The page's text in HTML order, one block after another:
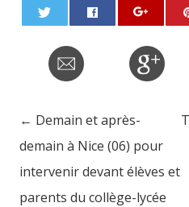
Post navigation
← Demain et après-
demain à Nice (06) pour
intervenir devant élèves et
parents du collège-lycée